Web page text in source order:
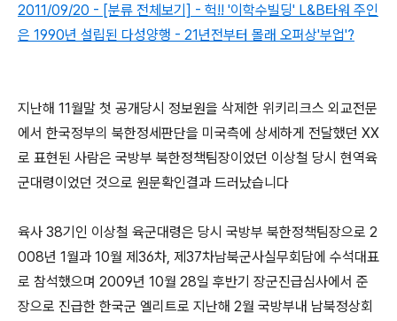
2011/09/20 - [분류 전체보기] - 헉!! '이학수빌딩' L&B타워 주인
은 1990년 설립된 다성양행 - 21년전부터 몰래 오퍼상'부업'?
지난해 11월말 첫 공개당시 정보원을 삭제한 위키리크스 외교전문
에서 한국정부의 북한정세판단을 미국측에 상세하게 전달했던 XX
로 표현된 사람은 국방부 북한정책팀장이었던 이상철 당시 현역육
군대령이었던 것으로 원문확인결과 드러났습니다
육사 38기인 이상철 육군대령은 당시 국방부 북한정책팀장으로 2
008년 1월과 10월 제36차, 제37차남북군사실무회담에 수석대표
로 참석했으며 2009년 10월 28일 후반기 장군진급심사에서 준
장으로 진급한 한국군 엘리트로 지난해 2월 국방부내 남북정상회